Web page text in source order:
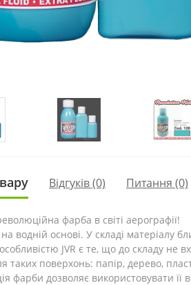
Відгуків (0) Питання (0)
фарба в світі аерографії!
водній основі. У складі матеріалу
JVR є те, що до складу не
таких поверхонь: папір, дерево,
фарби дозволяє використовувати її